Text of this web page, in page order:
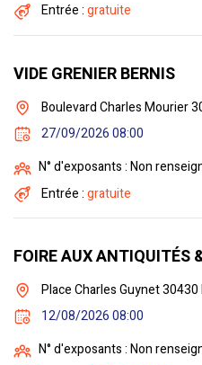
Entrée :gratuite
VIDE GRENIER BERNIS
Boulevard Charles Mourier
27/09/2026 08:00
N° d'exposants : Non
Entrée :gratuite
FOIRE AUX ANTIQUITÉS
Place Charles Guynet 30430
12/08/2026 08:00
N° d'exposants : Non